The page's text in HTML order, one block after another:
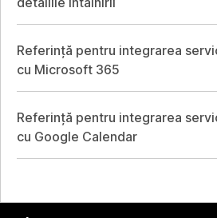
Referință pentru integrarea
cu Microsoft 365
Referință pentru integrarea
cu Google Calendar